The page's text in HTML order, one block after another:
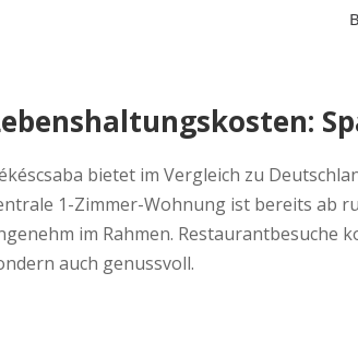
bietet im Vergleich zu
1-Zimmer-Wohnung ist bereits ab
im Rahmen. Restaurantbesuche
auch genussvoll.